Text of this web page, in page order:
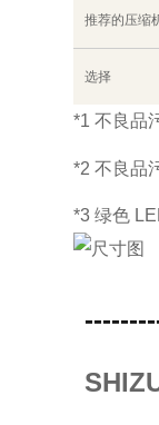
推荐的压缩
选择
*1 不良品
*2 不良品
*3 绿色